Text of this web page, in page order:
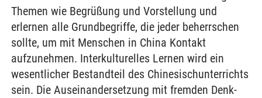
Themen wie Begrüßung und Vorstellung und
erlernen alle Grundbegriffe, die jeder beherrschen
sollte, um mit Menschen in China Kontakt
aufzunehmen. Interkulturelles Lernen wird ein
wesentlicher Bestandteil des Chinesischunterrichts
sein. Die Auseinandersetzung mit fremden Denk-